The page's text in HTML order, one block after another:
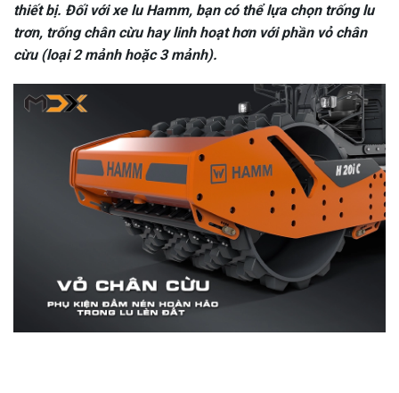
thiết bị. Đối với xe lu Hamm, bạn có thể lựa chọn trống lu
trơn, trống chân cừu hay linh hoạt hơn với phần vỏ chân
cừu (loại 2 mảnh hoặc 3 mảnh).